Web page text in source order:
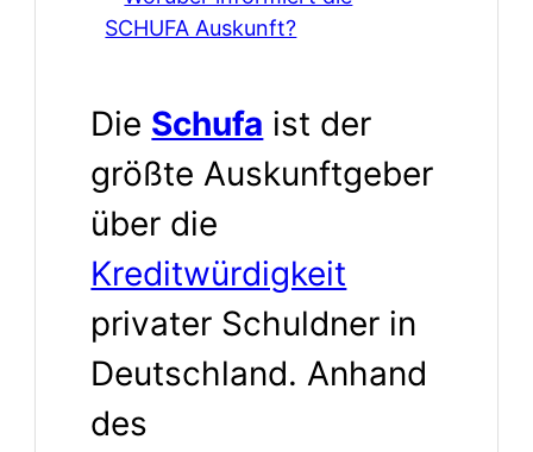
Die Schufa ist der
größte Auskunftgeber
über die
Kreditwürdigkeit
privater Schuldner in
Deutschland. Anhand
des